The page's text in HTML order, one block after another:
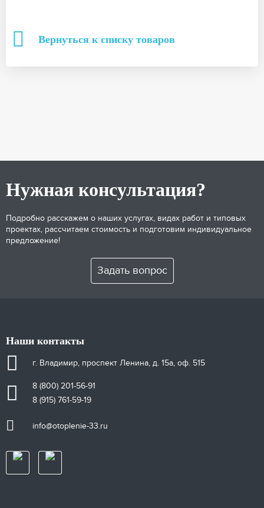
Вернуться к списку товаров
Нужная консультация?
Подробно расскажем о наших услугах, видах работ и типовых
проектах, рассчитаем стоимость и подготовим индивидуальное
предложение!
Задать вопрос
Наши контакты
г. Владимир, проспект Ленина, д. 15а, оф. 515
8 (800) 201-56-91
8 (915) 761-59-19
info@otoplenie-33.ru